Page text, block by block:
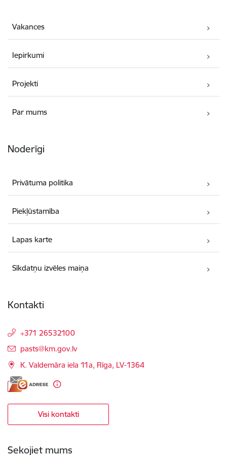
Vakances
Iepirkumi
Projekti
Par mums
Noderīgi
Privātuma politika
Piekļūstamība
Lapas karte
Sīkdatņu izvēles maiņa
Kontakti
+371 26532100
E-pasts:
pasts@km.gov.lv
K. Valdemāra iela 11a, Rīga, LV-1364
Visi kontakti
Sekojiet mums